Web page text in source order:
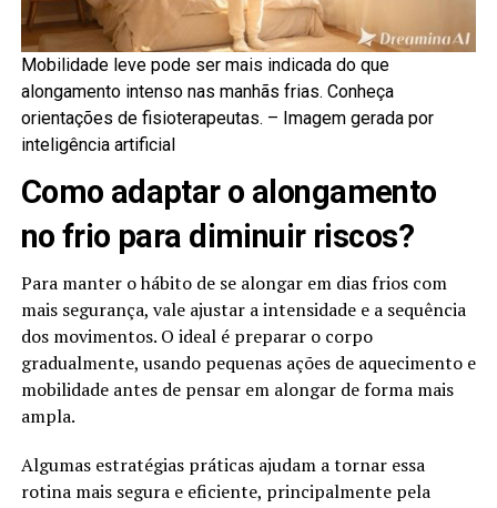
Mobilidade leve pode ser mais indicada do que
alongamento intenso nas manhãs frias. Conheça
orientações de fisioterapeutas. – Imagem gerada por
inteligência artificial
Como adaptar o alongamento
no frio para diminuir riscos?
Para manter o hábito de se alongar em dias frios com
mais segurança, vale ajustar a intensidade e a sequência
dos movimentos. O ideal é preparar o corpo
gradualmente, usando pequenas ações de aquecimento e
mobilidade antes de pensar em alongar de forma mais
ampla.
Algumas estratégias práticas ajudam a tornar essa
rotina mais segura e eficiente, principalmente pela